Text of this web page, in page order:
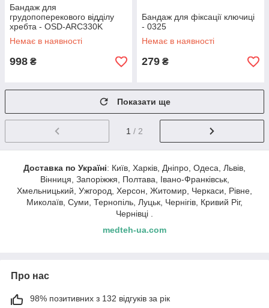
Бандаж для
грудопоперекового відділу
хребта - OSD-ARC330K
Немає в наявності
998 ₴
Бандаж для фіксації ключиці
- 0325
Немає в наявності
279 ₴
Показати ще
1 / 2
Доставка по Україні: Київ, Харків, Дніпро, Одеса, Львів,
Вінниця, Запоріжжя, Полтава, Івано-Франківськ,
Хмельницький, Ужгород, Херсон, Житомир, Черкаси, Рівне,
Миколаїв, Суми, Тернопіль, Луцьк, Чернігів, Кривий Ріг,
Чернівці .
medteh-ua.com
Про нас
98% позитивних з 132 відгуків за рік